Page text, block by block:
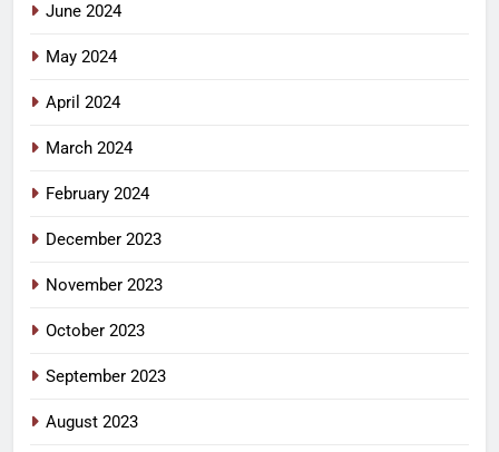
June 2024
May 2024
April 2024
March 2024
February 2024
December 2023
November 2023
October 2023
September 2023
August 2023